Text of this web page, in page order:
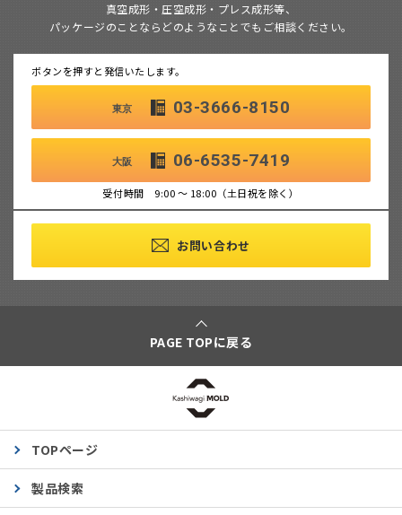
真空成形・圧空成形・プレス成形等、
パッケージのことならどのようなことでもご相談ください。
ボタンを押すと発信いたします。
東京 03-3666-8150
大阪 06-6535-7419
受付時間 9:00 ～ 18:00（土日祝を除く）
お問い合わせ
PAGE TOPに戻る
TOPページ
製品検索